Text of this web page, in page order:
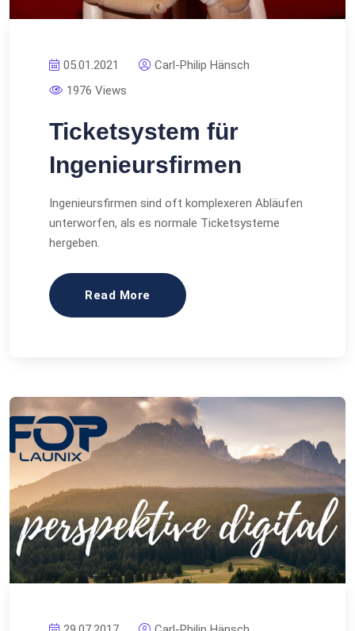
05.01.2021
Carl-Philip Hänsch
1976 Views
Ticketsystem für
Ingenieursfirmen
Ingenieursfirmen sind oft komplexeren Abläufen
unterworfen, als es normale Ticketsysteme
hergeben.
Read More